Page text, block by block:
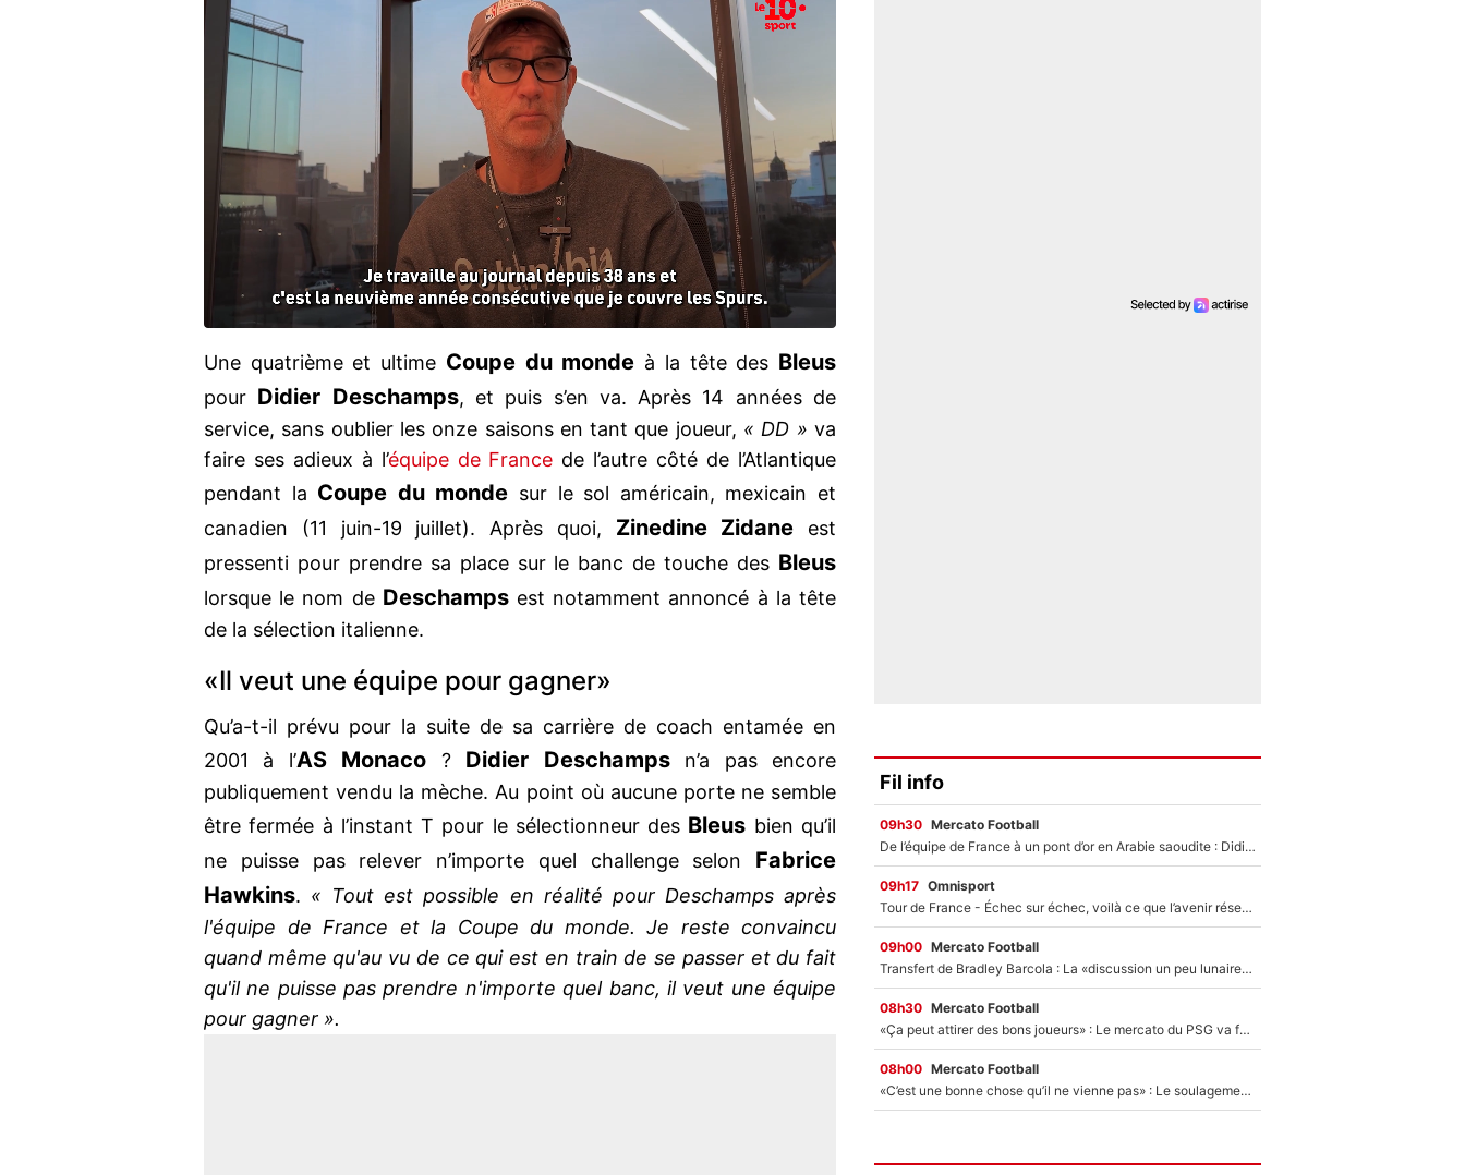
Une quatrième et ultime Coupe du monde à la tête des Bleus
pour Didier Deschamps, et puis s’en va. Après 14 années de
service, sans oublier les onze saisons en tant que joueur, « DD » va
faire ses adieux à l’équipe de France de l’autre côté de l’Atlantique
pendant la Coupe du monde sur le sol américain, mexicain et
canadien (11 juin-19 juillet). Après quoi, Zinedine Zidane
est
pressenti pour prendre sa place sur le banc de touche des Bleus
lorsque le nom de Deschamps est notamment annoncé à la tête
de la sélection italienne.
«Il veut une équipe pour gagner»
Qu’a-t-il prévu pour la suite de sa carrière de coach entamée en
2001 à l’AS Monaco ? Didier Deschamps
n’a pas encore
publiquement vendu la mèche. Au point où aucune porte ne semble
être fermée à l’instant T pour le sélectionneur des Bleus bien qu’il
ne puisse pas relever n’importe quel challenge selon Fabrice
Hawkins. « Tout est possible en réalité pour Deschamps après
l'équipe de France et la Coupe du monde. Je reste convaincu
quand même qu'au vu de ce qui est en train de se passer et du fait
qu'il ne puisse pas prendre n'importe quel banc, il veut une équipe
pour gagner ».
Fil info
09h30 Mercato Football
De l’équipe de France à un pont d’or en Arabie saoudite : Didier Deschamps a donné sa réponse !
09h17 Omnisport
Tour de France - Échec sur échec, voilà ce que l’avenir réserve à Paul Seixas : «Tant qu’il y aura un Pogacar comme celui-là...»
09h00 Mercato Football
Transfert de Bradley Barcola : La «discussion un peu lunaire» qui l'a convaincu de quitter le PSG, son entourage est pointé du doigt
08h30 Mercato Football
«Ça peut attirer des bons joueurs» : Le mercato du PSG va faire des victimes dans l'effectif de Luis Enrique ?
08h00 Mercato Football
«C’est une bonne chose qu’il ne vienne pas» : Le soulagement de l'After Foot après le transfert avorté de Yan Diomandé au PSG